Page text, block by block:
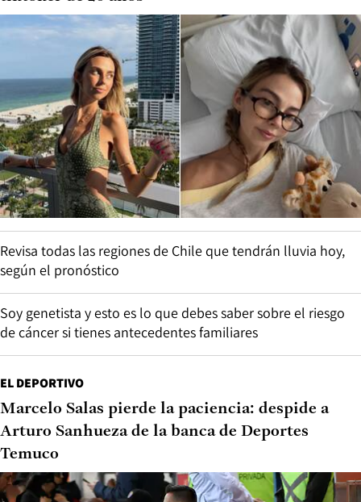
Revisa todas las regiones de Chile que tendrán lluvia hoy,
según el pronóstico
Soy genetista y esto es lo que debes saber sobre el riesgo
de cáncer si tienes antecedentes familiares
EL DEPORTIVO
Marcelo Salas pierde la paciencia: despide a
Arturo Sanhueza de la banca de Deportes
Temuco